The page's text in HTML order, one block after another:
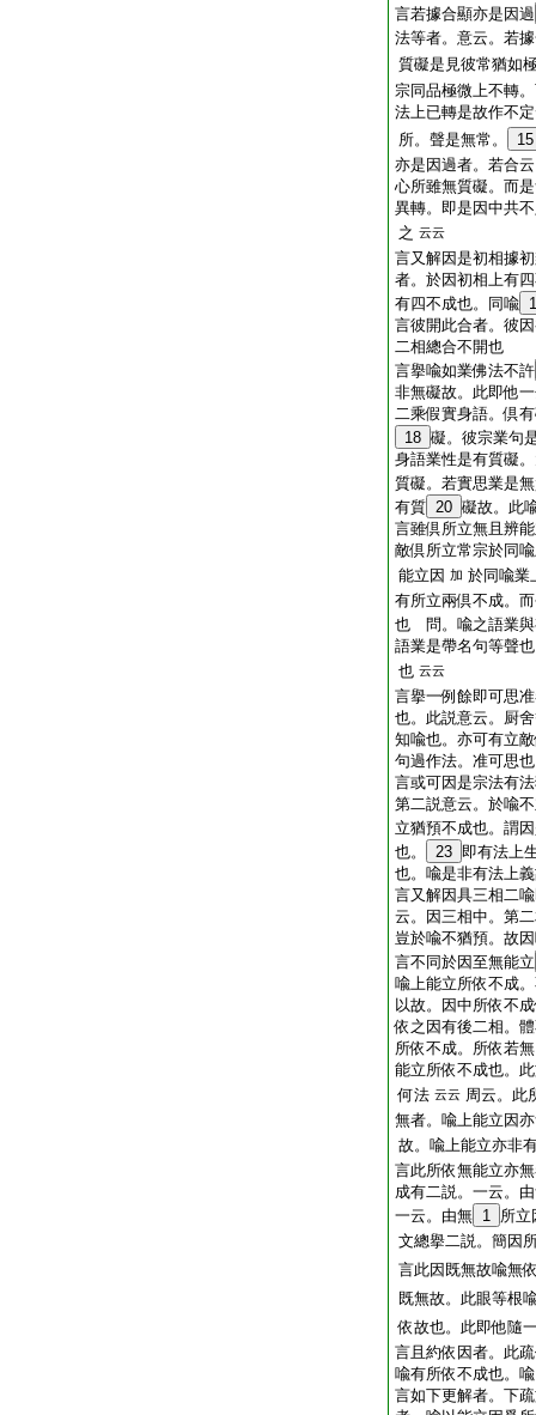
言若據合顯亦是因過
法等者。意云。若
質礙是見彼常猶如
宗同品極微上不轉
法上已轉是故作不
所。聲是無常。
15
亦是因過者。若合
心所雖無質礙。而
異轉。即是因中共
之 云云
言又解因是初相據
者。於因初相上有
有四不成也。同喩
言彼開此合者。彼
二相總合不開也
言擧喩如業佛法不許
非無礙故。此即他
二乘假實身語。倶
18 礙。彼宗業句
身語業性是有質礙
質礙。若實思業是
有質 20 礙故。此
言雖倶所立無且辨
敵倶所立常宗於同
能立因 加 於同喩業
有所立兩倶不成。
也 問。喩之語業與
語業是帶名句等聲
也 云云
言擧一例餘即可思
也。此説意云。厨
知喩也。亦可有立
句過作法。准可思也
言或可因是宗法有
第二説意云。於喩
立猶預不成也。謂
也。
23 即有法上
也。喩是非有法上
言又解因具三相二
云。因三相中。第
豈於喩不猶預。故
言不同於因至無能立
喩上能立所依不成
以故。因中所依不
依之因有後二相。
所依不成。所依若
能立所依不成也。
何法 云云 周云。此
無者。喩上能立因
故。喩上能立亦非
言此所依無能立亦
成有二説。一云。
一云。由無 1 所立
文總擧二説。簡因
言此因既無故喩無
既無故。此眼等根
依故也。此即他隨
言且約依因者。此
喩有所依不成也。
言如下更解者。下